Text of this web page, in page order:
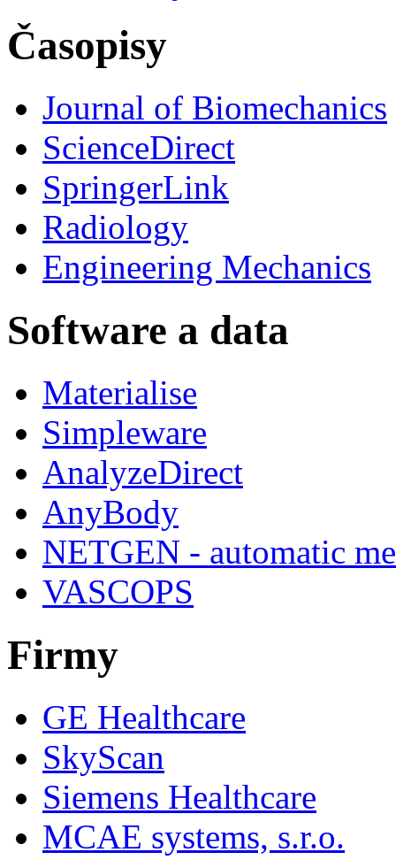
Časopisy
Journal of Biomechanics
ScienceDirect
SpringerLink
Radiology
Engineering Mechanics
Software a data
Materialise
Simpleware
AnalyzeDirect
AnyBody
NETGEN - automatic
VASCOPS
Firmy
GE Healthcare
SkyScan
Siemens Healthcare
MCAE systems, s.r.o.